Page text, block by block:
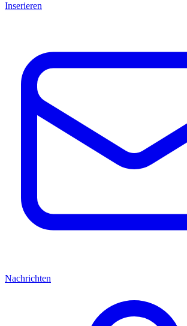
Inserieren
Nachrichten